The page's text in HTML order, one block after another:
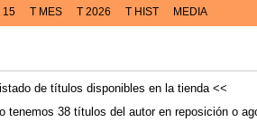
15 T MES T 2026 T HIST MEDIA
de títulos disponibles en la tienda <<
tenemos 38 títulos del autor en reposición o